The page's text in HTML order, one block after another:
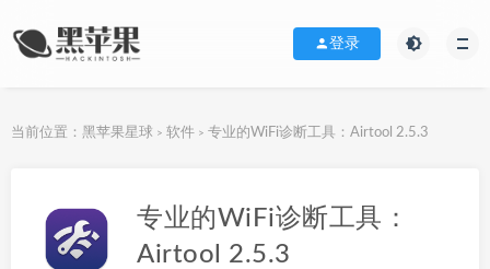
登录
当前位置： 黑苹果星球 > 软件 > 专业的WiFi诊断工具：Airtool 2.5.3
专业的WiFi诊断工具：
Airtool 2.5.3